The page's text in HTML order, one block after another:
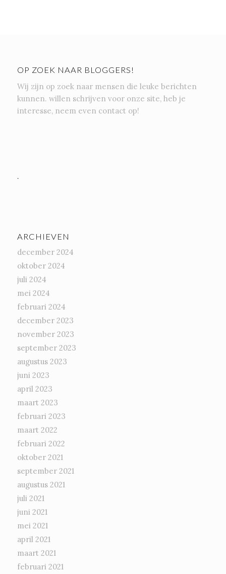
OP ZOEK NAAR BLOGGERS!
Wij zijn op zoek naar mensen die leuke berichten
kunnen. willen schrijven voor onze site, heb je
interesse, neem even contact op!
.
ARCHIEVEN
december 2024
oktober 2024
juli 2024
mei 2024
februari 2024
december 2023
november 2023
september 2023
augustus 2023
juni 2023
april 2023
maart 2023
februari 2023
maart 2022
februari 2022
oktober 2021
september 2021
augustus 2021
juli 2021
juni 2021
mei 2021
april 2021
maart 2021
februari 2021